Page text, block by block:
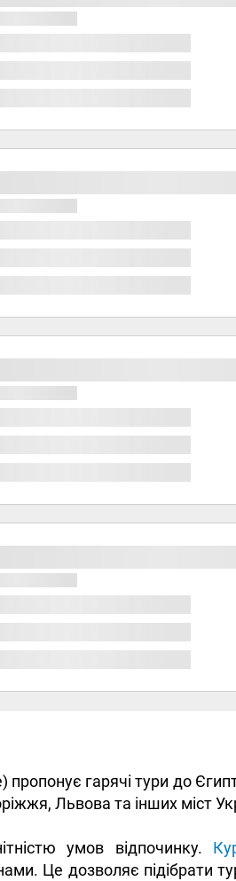
гарячі тури до
Львова та інших міст
умов відпочинку.
Це дозволяє